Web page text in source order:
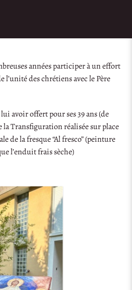
années participer à un effort
des chrétiens avec le Père
avoir offert pour ses 39 ans (de
la Transfiguration réalisée sur place
de la fresque “Al fresco” (peinture
l’enduit frais sèche)